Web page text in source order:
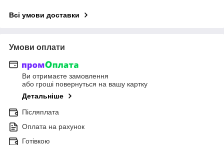
Всі умови доставки
Умови оплати
Ви отримаєте замовлення
або гроші повернуться на вашу картку
Детальніше
Післяплата
Оплата на рахунок
Готівкою